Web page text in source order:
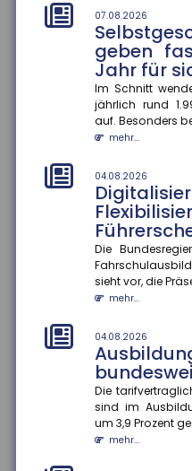
07.08.2026
geben
Jahr für
Im Schnitt
jährlich rund
auf. Besonders
mehr...
04.08.2026
Die
sieht vor, die
mehr...
04.08.2026
Die
sind im
um 3,9 Prozent
mehr...
mehr...
04.08.2026
Klimaanlagen zu
aber nicht für
Klimaanlagen in
mehr...
04.08.2026
stark
und
Die
zugegangenen
Männer 1.415 Euro
mehr...
04.08.2026
Umsatz
Die
Unternehmen
deutlich verbessert.